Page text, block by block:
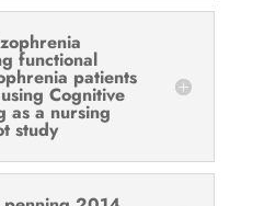
functional
patients
Cognitive
as a nursing
study